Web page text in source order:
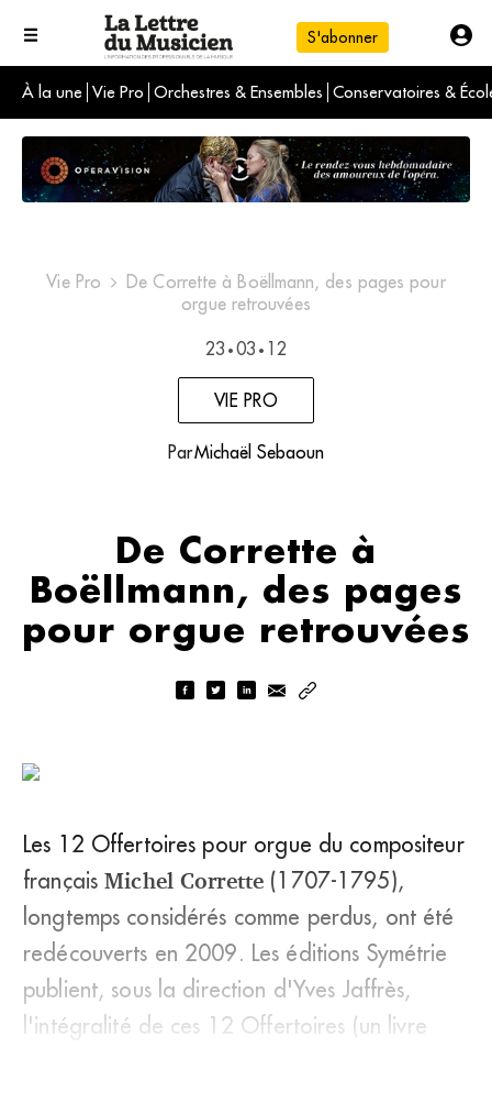
S'abonner
À la une Vie Pro Orchestres & Ensembles Conservatoires &
L'info du jour
Le numéro du mois
International
Vie Pro
De Corrette à Boëllmann, des pages pour
orgue retrouvées
23 • 03 • 12
VIE PRO
ParMichaël Sebaoun
De Corrette à
Boëllmann, des pages
pour orgue retrouvées
Les 12 Offertoires pour orgue du compositeur
françaisMichel Corrette (1707-1795),
longtemps considérés comme perdus, ont été
redécouverts en 2009. Les éditions Symétrie
publient, sous la direction d'Yves Jaffrès,
l'intégralité de ces 12 Offertoires (un livre